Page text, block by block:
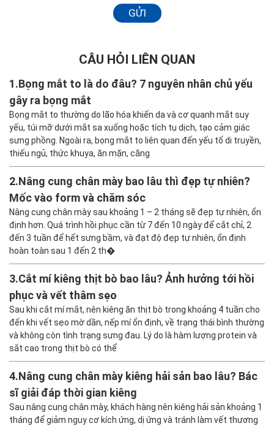
GỬI
CÂU HỎI LIÊN QUAN
1.Bọng mắt to là do đâu? 7 nguyên nhân chủ yếu
gây ra bọng mắt
Bọng mắt to thường do lão hóa khiến da và cơ quanh mắt suy
yếu, túi mỡ dưới mắt sa xuống hoặc tích tụ dịch, tạo cảm giác
sưng phồng. Ngoài ra, bọng mắt to liên quan đến yếu tố di truyền,
thiếu ngủ, thức khuya, ăn mặn, căng
2.Nâng cung chân mày bao lâu thì đẹp tự nhiên?
Mốc vào form và chăm sóc
Nâng cung chân mày sau khoảng 1 – 2 tháng sẽ đẹp tự nhiên, ổn
định hơn. Quá trình hồi phục cần từ 7 đến 10 ngày để cắt chỉ, 2
đến 3 tuần để hết sưng bầm, và đạt độ đẹp tự nhiên, ổn định
hoàn toàn sau 1 đến 2 th�
3.Cắt mí kiêng thịt bò bao lâu? Ảnh hưởng tới hồi
phục và vết thâm sẹo
Sau khi cắt mí mắt, nên kiêng ăn thịt bò trong khoảng 4 tuần cho
đến khi vết sẹo mờ dần, nếp mí ổn định, về trạng thái bình thường
và không còn tình trạng sưng đau. Lý do là hàm lượng protein và
sắt cao trong thịt bò có thể
4.Nâng cung chân mày kiêng hải sản bao lâu? Bác
sĩ giải đáp thời gian kiêng
Sau nâng cung chân mày, khách hàng nên kiêng hải sản khoảng 1
tháng để giảm nguy cơ kích ứng, dị ứng và tránh làm vết thương